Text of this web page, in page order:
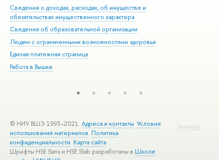
Сведения о доходах, расходах, об имуществе и
обязательствах имущественного характера
Сведения об образовательной организации
Людям с ограниченными возможностями здоровья
Единая платежная страница
Работа в Вышке
Редактору
© НИУ ВШЭ 1993–2021 Адреса и контакты Условия
использования материалов Политика
конфиденциальности Карта сайта
Шрифты HSE Sans и HSE Slab разработаны в Школе